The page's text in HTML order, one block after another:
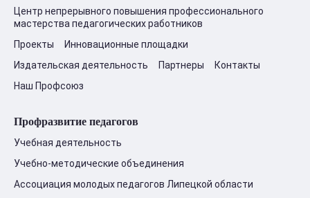
Центр непрерывного повышения профессионального
мастерства педагогических работников
Проекты
Инновационные площадки
Издательская деятельность
Партнеры
Контакты
Наш Профсоюз
Профразвитие педагогов
Учебная деятельность
Учебно-методические объединения
Ассоциация молодых педагогов Липецкой области